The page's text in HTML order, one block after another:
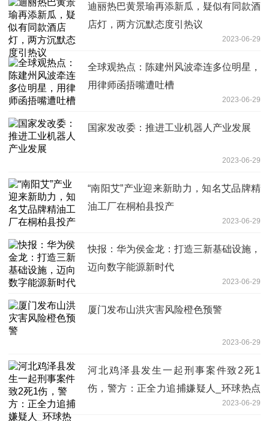
迪丽热巴黄景瑜再添新瓜，疑似有同款酒
店灯，两方沉默态度引热议
2023-06-29
全球观热点：陈建州风波牵连多位明星，
用律师函捂嘴遭吐槽
2023-06-29
国家发改委：推进工业机器人产业发展
2023-06-29
“南阳艾”产业迎来新助力，知名艾品牌精
油工厂在桐柏县投产
2023-06-29
快报：华为侯金龙：打造三新基础设施，
迈向数字能源新时代
2023-06-29
厦门发布山洪灾害风险橙色预警
2023-06-29
河北鸡泽县发生一起刑事案件致2死1
伤，警方：正全力追捕嫌疑人_环球热点
2023-06-29